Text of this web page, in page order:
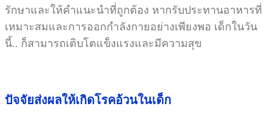
รักษาและให้คำแนะนำที่ถูกต้อง หากรับประทานอาหารที่
เหมาะสมและการออกกำลังกายอย่างเพียงพอ เด็กในวัน
นี้.. ก็สามารถเติบโตแข็งแรงและมีความสุข
ปัจจัยส่งผลให้เกิดโรคอ้วนในเด็ก